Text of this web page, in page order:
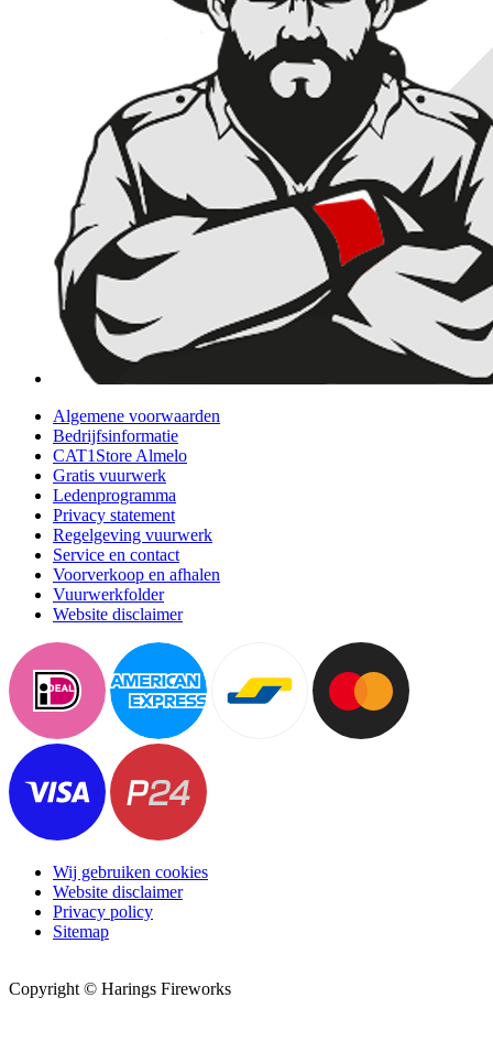
Algemene voorwaarden
Bedrijfsinformatie
CAT1Store Almelo
Gratis vuurwerk
Ledenprogramma
Privacy statement
Regelgeving vuurwerk
Service en contact
Voorverkoop en afhalen
Vuurwerkfolder
Website disclaimer
Wij gebruiken cookies
Website disclaimer
Privacy policy
Sitemap
Copyright © Harings Fireworks